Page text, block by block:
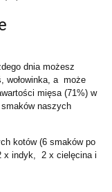
dnia możesz
wołowinka, a może
mięsa (71%) w
naszych
kotów (6 smaków po
x indyk, 2 x cielęcina i